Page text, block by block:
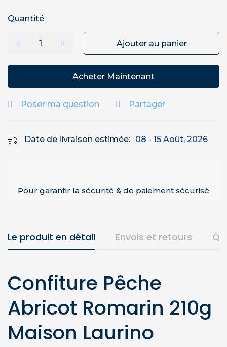
Quantité
Ajouter au panier
Acheter Maintenant
Poser ma question Partager
Date de livraison estimée: 08 - 15 Août, 2026
Pour garantir la sécurité & de paiement sécurisé
Le produit en détail Envois et retours
Confiture Pêche
Abricot Romarin 210g
Maison Laurino